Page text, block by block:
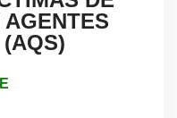
AGENTES